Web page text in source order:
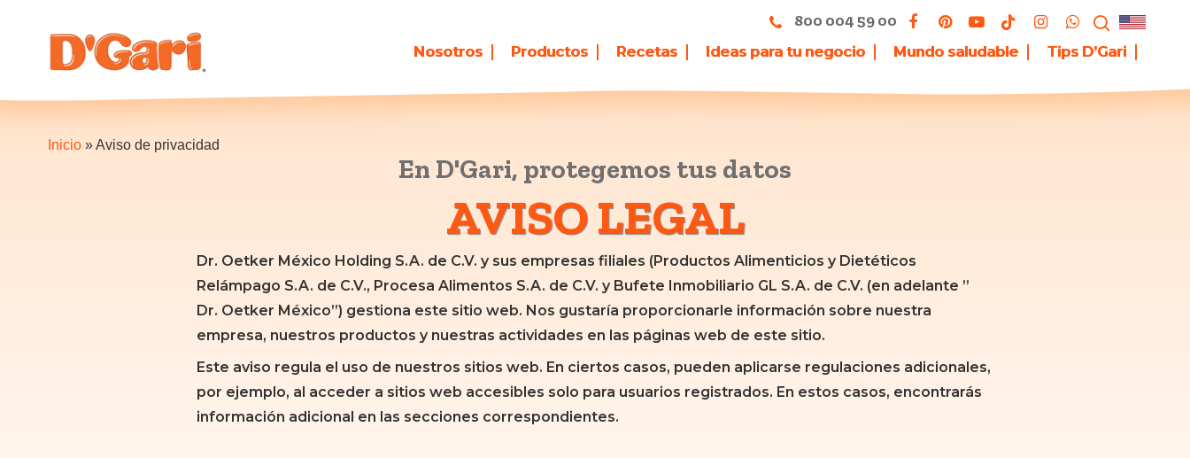
Inicio»Aviso de privacidad
Nosotros Productos Recetas Ideas para tu negocio Mundo saludable Tips D’Gari
800 004 59 00
En D'Gari, protegemos tus datos
AVISO LEGAL
Dr. Oetker México Holding S.A. de C.V. y sus empresas filiales (Productos Alimenticios y Dietéticos
Relámpago S.A. de C.V., Procesa Alimentos S.A. de C.V. y Bufete Inmobiliario GL S.A. de C.V. (en adelante ”
Dr. Oetker México”) gestiona este sitio web. Nos gustaría proporcionarle información sobre nuestra
empresa, nuestros productos y nuestras actividades en las páginas web de este sitio.
Este aviso regula el uso de nuestros sitios web. En ciertos casos, pueden aplicarse regulaciones adicionales,
por ejemplo, al acceder a sitios web accesibles solo para usuarios registrados. En estos casos, encontrarás
información adicional en las secciones correspondientes.